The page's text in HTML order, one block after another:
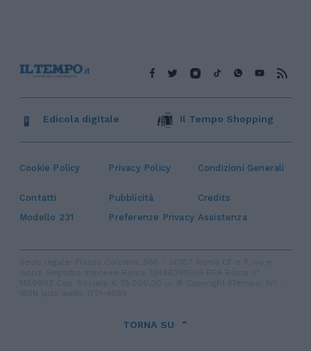
Cookie Policy Privacy Policy Condizioni Generali
Contatti Pubblicità
Credits
Modello 231
Preferenze Privacy Assistenza
Edicola digitale Il Tempo Shopping
TORNA SU